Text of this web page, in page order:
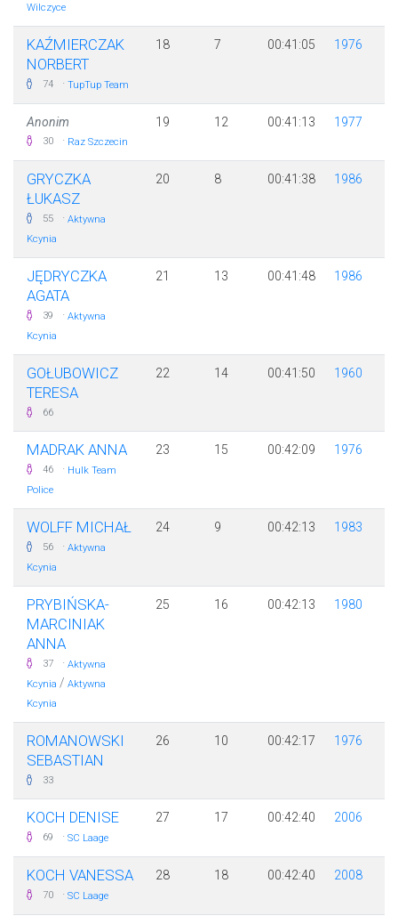
Wilczyce
KAŹMIERCZAK
NORBERT
74 · TupTup Team
18 7 00:41:05 1976
Anonim
30 · Raz Szczecin
19 12 00:41:13 1977
GRYCZKA
ŁUKASZ
55 · Aktywna
Kcynia
20 8 00:41:38 1986
JĘDRYCZKA
AGATA
39 · Aktywna
Kcynia
21 13 00:41:48 1986
GOŁUBOWICZ
TERESA
66
22 14 00:41:50 1960
MADRAK ANNA
46 · Hulk Team
Police
23 15 00:42:09 1976
WOLFF MICHAŁ
56 · Aktywna
Kcynia
24 9 00:42:13 1983
PRYBIŃSKA-
MARCINIAK
ANNA
37 · Aktywna
Kcynia / Aktywna
Kcynia
25 16 00:42:13 1980
ROMANOWSKI
SEBASTIAN
33
26 10 00:42:17 1976
KOCH DENISE
69 · SC Laage
27 17 00:42:40 2006
KOCH VANESSA
70 · SC Laage
28 18 00:42:40 2008